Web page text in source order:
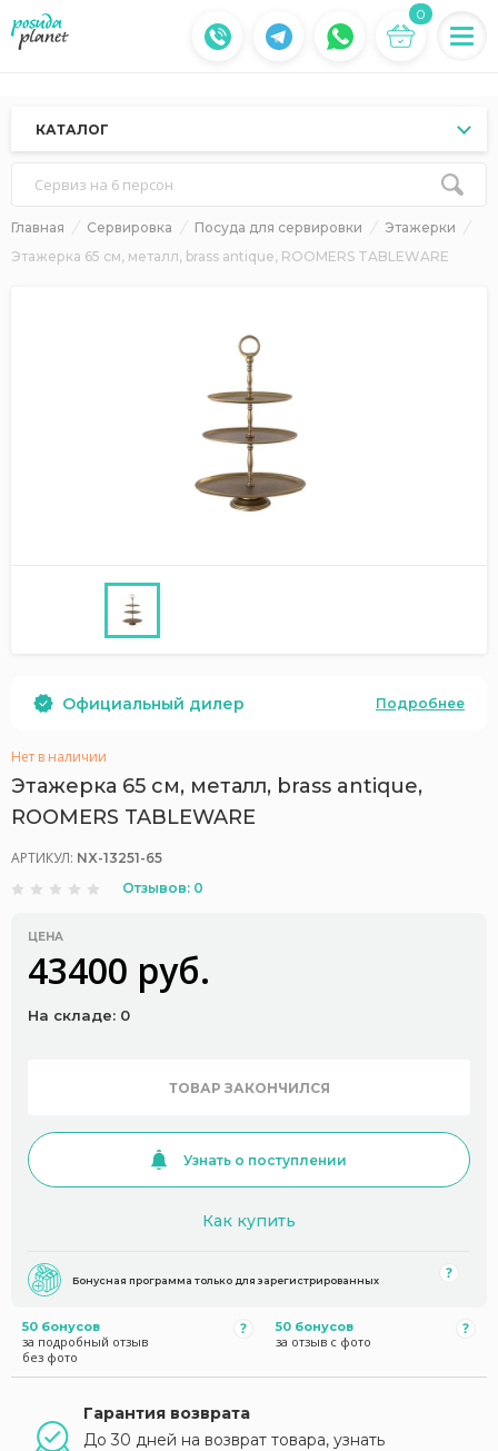
0
КАТАЛОГ
Сервиз на 6 персон
Главная Сервировка Посуда для сервировки
Этажерки
Этажерка 65 см, металл, brass antique, ROOMERS TABLEWARE
Официальный дилер Подробнее
Нет в наличии
Этажерка 65 см, металл, brass antique,
ROOMERS TABLEWARE
АРТИКУЛ: NX-13251-65
Отзывов: 0
ЦЕНА
43400 руб.
На складе: 0
ТОВАР ЗАКОНЧИЛСЯ
Узнать о поступлении
Как купить
Бонусная программа только для зарегистрированных
50 бонусов
за подробный отзыв
без фото
50 бонусов
за отзыв с фото
Гарантия возврата
До 30 дней на возврат товара, узнать